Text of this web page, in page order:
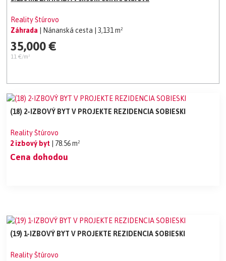
Reality Štúrovo
Záhrada
| Nánanská cesta | 3,131 m²
35,000 €
11 €/m²
(18) 2-IZBOVÝ BYT V PROJEKTE REZIDENCIA SOBIESKI
Reality Štúrovo
2 izbový byt
| 78.56 m²
Cena dohodou
(19) 1-IZBOVÝ BYT V PROJEKTE REZIDENCIA SOBIESKI
Reality Štúrovo